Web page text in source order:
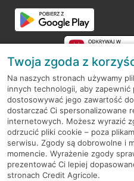
RODO
Regulamin serwisu
Mapa serwisu
PolitykaCookies
Twoja zgoda z
Na naszych stronach używamy
innych technologii, aby zapewnić
dostosowywać jego zawartość
dostarczać Ci spersonalizowane
internetowych. Możesz wyrazić
odrzucić pliki cookie – poza
serwisu. Zgody są dobrowolne i
momencie. Wyrażenie zgody
prezentować Ci lepiej
stronach Credit Agricole.